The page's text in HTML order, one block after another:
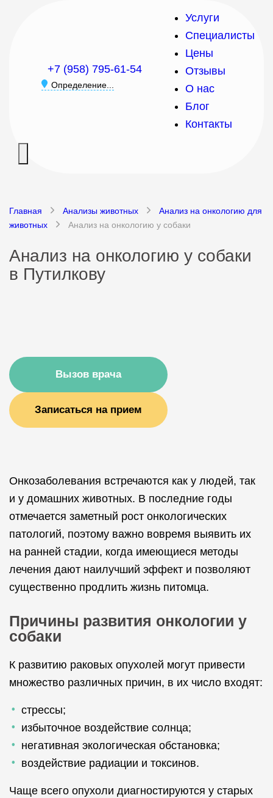
Услуги
Специалисты
Цены
Отзывы
О нас
Блог
Контакты
+7 (958) 795-61-54
Определение...
Главная Анализы животных
Анализ на онкологию для
животных
Анализ на онкологию у собаки
Анализ на онкологию у собаки
в Путилкову
Вызов врача
Записаться на прием
Онкозаболевания встречаются как у людей, так
и у домашних животных. В последние годы
отмечается заметный рост онкологических
патологий, поэтому важно вовремя выявить их
на ранней стадии, когда имеющиеся методы
лечения дают наилучший эффект и позволяют
существенно продлить жизнь питомца.
Причины развития онкологии у
собаки
К развитию раковых опухолей могут привести
множество различных причин, в их число входят:
стрессы;
избыточное воздействие солнца;
негативная экологическая обстановка;
воздействие радиации и токсинов.
Чаще всего опухоли диагностируются у старых